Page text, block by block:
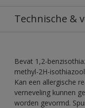
Technische &
Bevat 1,2-
methyl-2H-
Kan een allergische
verneveling kunnen
worden gevormd.